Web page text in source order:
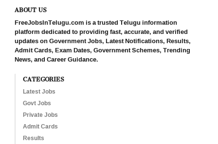
ABOUT US
FreeJobsInTelugu.com is a trusted Telugu information
platform dedicated to providing fast, accurate, and verified
updates on Government Jobs, Latest Notifications, Results,
Admit Cards, Exam Dates, Government Schemes, Trending
News, and Career Guidance.
CATEGORIES
Latest Jobs
Govt Jobs
Private Jobs
Admit Cards
Results